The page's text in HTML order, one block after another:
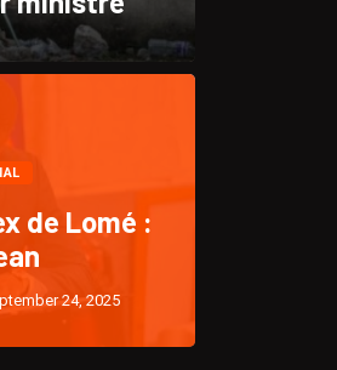
Un retour
(5)
de Lomé :
24, 2025